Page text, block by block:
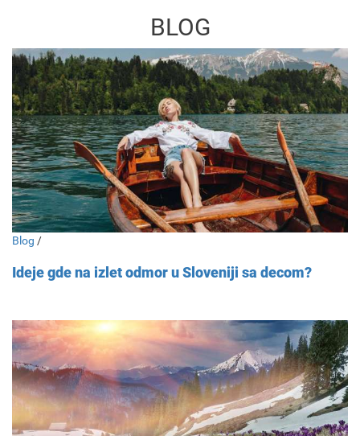
BLOG
Blog /
Ideje gde na izlet odmor u Sloveniji sa decom?